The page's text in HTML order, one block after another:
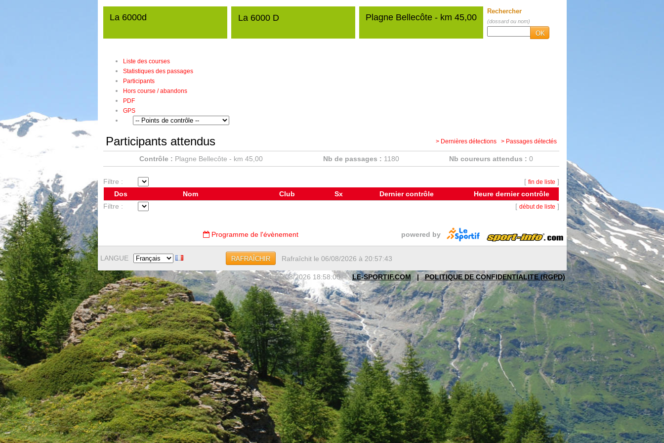
La 6000d La 6000 D Plagne Bellecôte - km 45,00
Rechercher
(dossard ou nom)
OK
Liste des courses
Statistiques des passages
Participants
Hors course / abandons
PDF
GPS
Participants attendus > Dernières détections > Passages détectés
Contrôle : Plagne Bellecôte - km 45,00 Nb de passages : 1180 Nb coureurs attendus : 0
Filtre : [ fin de liste ]
Dos
Nom Club Sx Dernier contrôle
Heure dernier contrôle
Filtre :
[ début de liste ]
Programme de l'évènement powered by
LANGUE RAFRAÎCHIR Rafraîchit le 06/08/2026 à 20:57:43
exd: 06/08/2026 18:58:00 LE-SPORTIF.COM | POLITIQUE DE CONFIDENTIALITE (RGPD)